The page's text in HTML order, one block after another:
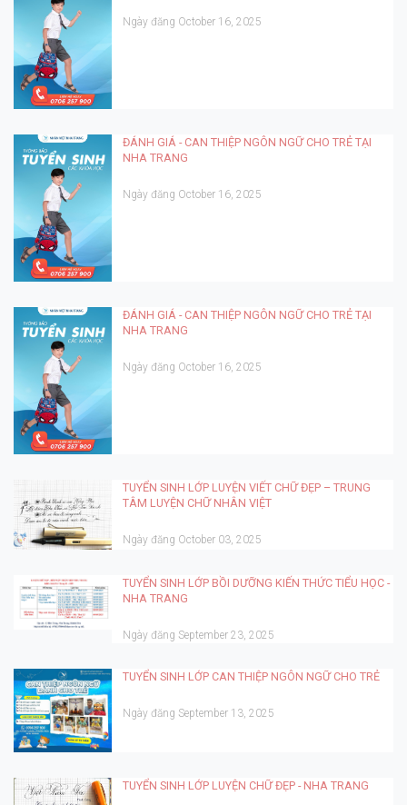
Ngày đăng October 16, 2025
ĐÁNH GIÁ - CAN THIỆP NGÔN NGỮ CHO TRẺ TẠI
NHA TRANG
Ngày đăng October 16, 2025
ĐÁNH GIÁ - CAN THIỆP NGÔN NGỮ CHO TRẺ TẠI
NHA TRANG
Ngày đăng October 16, 2025
TUYỂN SINH LỚP LUYỆN VIẾT CHỮ ĐẸP – TRUNG
TÂM LUYỆN CHỮ NHÂN VIỆT
Ngày đăng October 03, 2025
TUYỂN SINH LỚP BỒI DƯỠNG KIẾN THỨC TIỂU HỌC -
NHA TRANG
Ngày đăng September 23, 2025
TUYỂN SINH LỚP CAN THIỆP NGÔN NGỮ CHO TRẺ
Ngày đăng September 13, 2025
TUYỂN SINH LỚP LUYỆN CHỮ ĐẸP - NHA TRANG